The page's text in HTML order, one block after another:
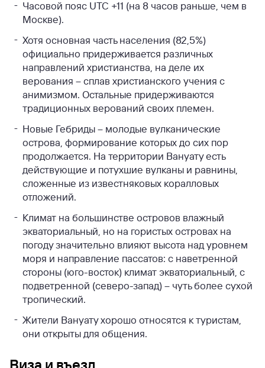
Часовой пояс UTC +11 (на 8 часов раньше, чем в
Москве).
Хотя основная часть населения (82,5%)
официально придерживается различных
направлений христианства, на деле их
верования – сплав христианского учения с
анимизмом. Остальные придерживаются
традиционных верований своих племен.
Новые Гебриды – молодые вулканические
острова, формирование которых до сих пор
продолжается. На территории Вануату есть
действующие и потухшие вулканы и равнины,
сложенные из известняковых коралловых
отложений.
Климат на большинстве островов влажный
экваториальный, но на гористых островах на
погоду значительно влияют высота над уровнем
моря и направление пассатов: с наветренной
стороны (юго-восток) климат экваториальный, с
подветренной (северо-запад) – чуть более сухой
тропический.
Жители Вануату хорошо относятся к туристам,
они открыты для общения.